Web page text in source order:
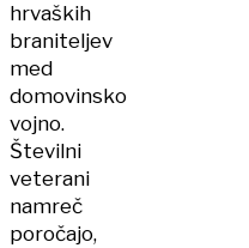
hrvaških
braniteljev
med
domovinsko
vojno.
Številni
veterani
namreč
poročajo,